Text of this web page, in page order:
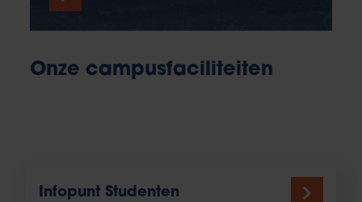
Onze campusfaciliteiten
Infopunt Studenten